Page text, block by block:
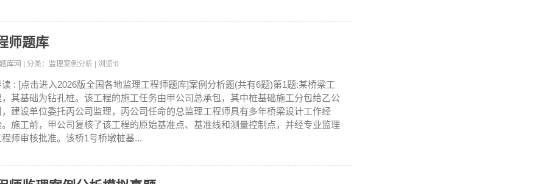
师题库
库网 | 分类：监理案例分析 | 浏览:0
读 : [点击进入2026版全国各地监理工程师题库]案例分析题(共有6题)第1题:某桥梁工
，其基础为钻孔桩。该工程的施工任务由甲公司总承包，其中桩基础施工分包给乙公
，建设单位委托丙公司监理，丙公司任命的总监理工程师具有多年桥梁设计工作经
。施工前，甲公司复核了该工程的原始基准点、基准线和测量控制点，并经专业监理
程师审核批准。该桥1号桥墩桩基...